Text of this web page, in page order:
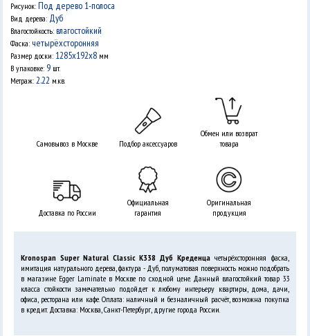
Рисунок: Под дерево 1-полоса
Вид дерева: Дуб
Влагостойкость:влагостойкий
Фаска:четырёхсторонняя
Размер доски: 1285x192x8 мм
В упаковке: 9 шт.
Метраж:2.22 м.кв.
Самовывоз в Москве Подбор аксессуаров
Обмен или возврат
товара
Доставка по России
Официальная
гарантия
Оригинальная
продукция
Kronospan Super Natural Classic K338 Дуб Креденцачетырёхсторонняя фаска,
имитация натурального дерева, фактура - Дуб, полуматовая поверхность можно подобрать
в магазине Egger Laminate в Москве по сходной цене. Данный влагостойкий товар 33
класса стойкости замечательно подойдет к любому интерьеру квартиры, дома, дачи,
офиса, ресторана или кафе. Оплата: наличный и безналичный расчёт, возможна покупка
в кредит. Доставка: Москва, Санкт-Петербург, другие города России.